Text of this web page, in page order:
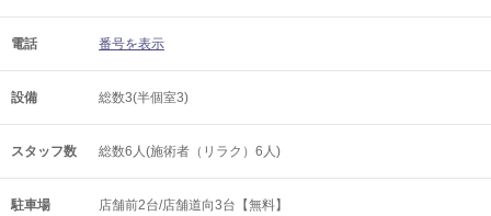
電話 番号を表示
設備 総数3(半個室3)
スタッフ数 総数6人(施術者（リラク）6人)
駐車場 店舗前2台/店舗道向3台【無料】